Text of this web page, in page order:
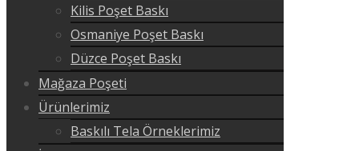
Kilis Poşet Baskı
Osmaniye Poşet Baskı
Düzce Poşet Baskı
Mağaza Poşeti
Ürünlerimiz
Baskılı Tela Örneklerimiz